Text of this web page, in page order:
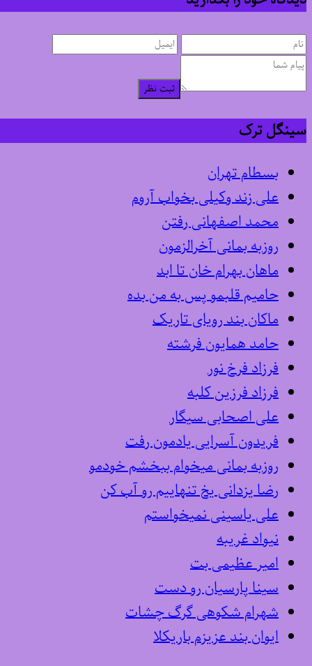
ثبت نظر
سینگل ترک
بسطام تهران
علی زند وکیلی بخواب آروم
محمد اصفهانی رفتن
روزبه بمانی آخرالزمون
ماهان بهرام خان تا ابد
حامیم قلبمو پس به من بده
ماکان بند رویای تاریک
حامد همایون فرشته
فرزاد فرخ نور
فرزاد فرزین کلبه
علی اصحابی سیگار
فریدون آسرایی یادمون رفت
روزبه بمانی میخوام ببخشم خودمو
رضا یزدانی یخ تنهاییم رو آب کن
علی یاسینی نمیخواستم
نیواد غریبه
امیر عظیمی بت
سینا پارسیان رو دست
شهرام شکوهی گرگ چشات
ایوان بند عزیزم باریکلا